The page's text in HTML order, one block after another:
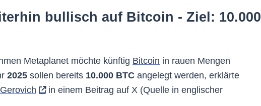
bullisch auf Bitcoin - Ziel: 10.000
Metaplanet möchte künftig Bitcoin in rauen Mengen
2025 sollen bereits 10.000 BTC angelegt werden, erklärte
in einem Beitrag auf X (Quelle in englischer